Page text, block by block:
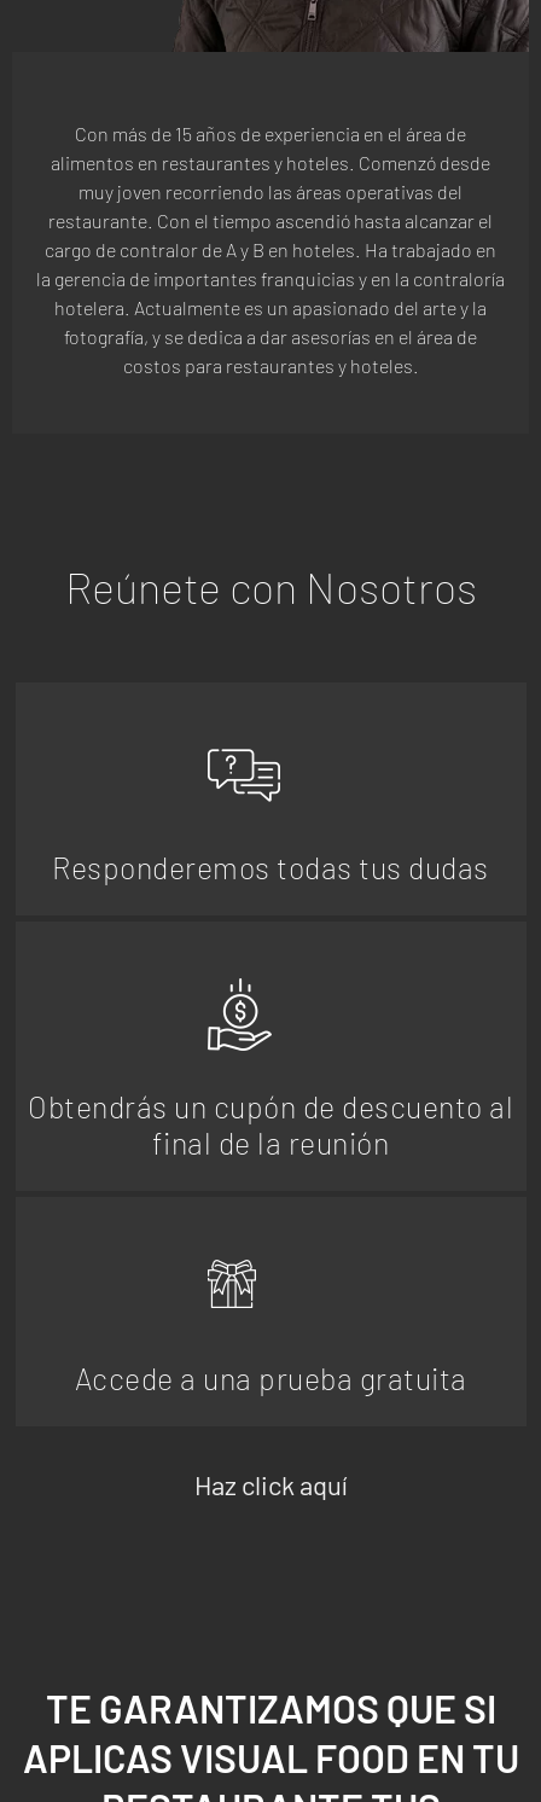
Con más de 15 años de experiencia en el área de
alimentos en restaurantes y hoteles. Comenzó desde
muy joven recorriendo las áreas operativas del
restaurante. Con el tiempo ascendió hasta alcanzar el
cargo de contralor de A y B en hoteles. Ha trabajado en
la gerencia de importantes franquicias y en la contraloría
hotelera. Actualmente es un apasionado del arte y la
fotografía, y se dedica a dar asesorías en el área de
costos para restaurantes y hoteles.
Reúnete con Nosotros
Responderemos todas tus dudas
Obtendrás un cupón de descuento al
final de la reunión
Accede a una prueba gratuita
Haz click aquí
TE GARANTIZAMOS QUE SI
APLICAS VISUAL FOOD EN TU